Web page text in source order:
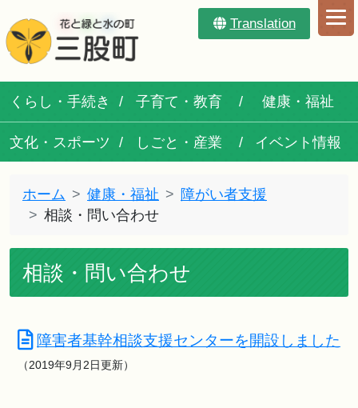
Translation
くらし・手続き 子育て・教育 健康・福祉
文化・スポーツ しごと・産業 イベント情報
ホーム 健康・福祉
障がい者支援
相談・問い合わせ
相談・問い合わせ
障害者基幹相談支援センターを開設しました
（2019年9月2日更新）